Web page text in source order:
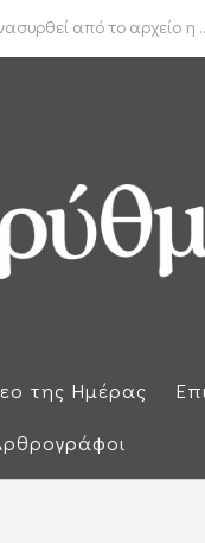
από το αρχείο η
των νοικοκυριών
της Ημέρας